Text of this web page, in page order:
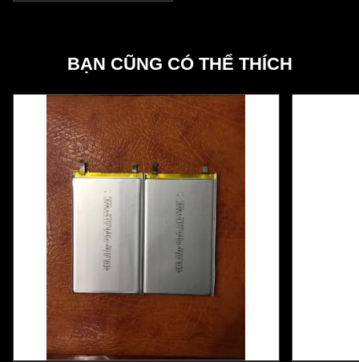
BẠN CŨNG CÓ THỂ THÍCH